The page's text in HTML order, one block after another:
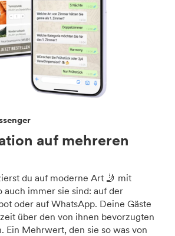
auf mehreren
du auf moderne Art 🤳 mit
auch immer sie sind: auf der
oder auf WhatsApp. Deine Gäste
über den von ihnen bevorzugten
Ein Mehrwert, den sie so was von